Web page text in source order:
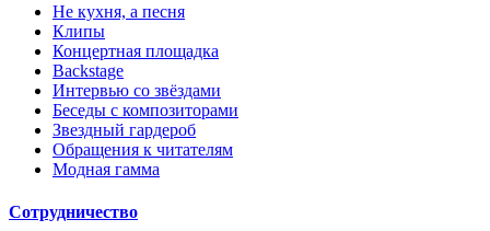
Не кухня, а песня
Клипы
Концертная площадка
Backstage
Интервью со звёздами
Беседы с композиторами
Звездный гардероб
Обращения к читателям
Модная гамма
Сотрудничество